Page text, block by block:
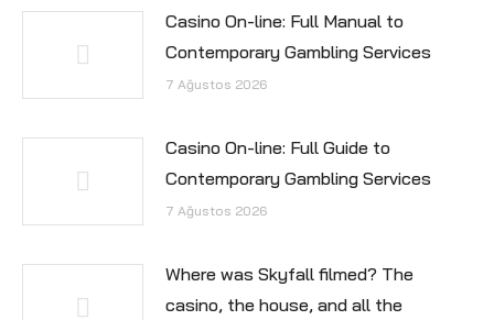
Casino On-line: Full Manual to
Contemporary Gambling Services
7 Ağustos 2026
Casino On-line: Full Guide to
Contemporary Gambling Services
7 Ağustos 2026
Where was Skyfall filmed? The
casino, the house, and all the